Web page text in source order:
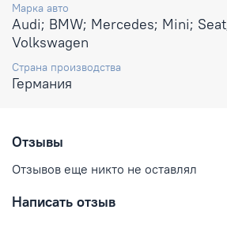
Марка авто
Audi; BMW; Mercedes; Mini;
Volkswagen
Страна производства
Германия
Отзывы
Отзывов еще никто не оставлял
Написать отзыв